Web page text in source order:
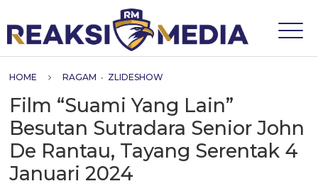
HOME RAGAM • ZLIDESHOW
Film “Suami Yang Lain”
Besutan Sutradara Senior John
De Rantau, Tayang Serentak 4
Januari 2024